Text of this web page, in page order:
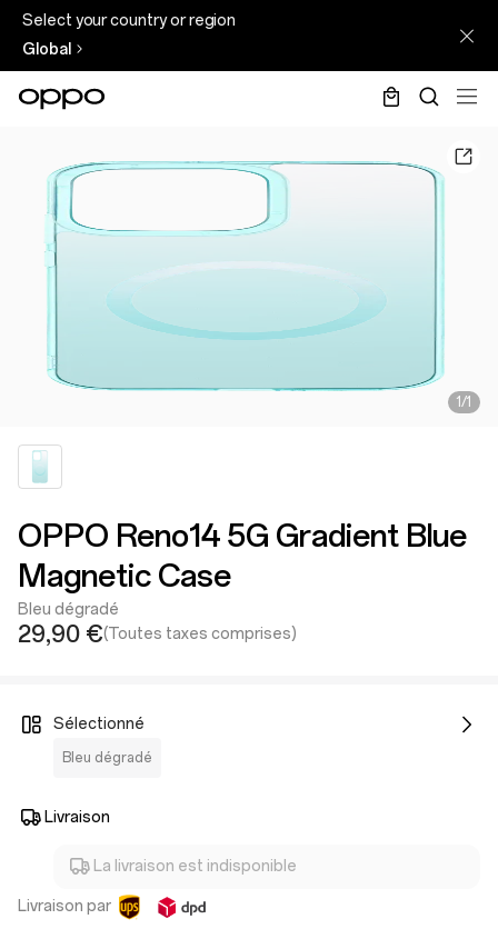
Select your country or region
Global
1/1
OPPO Reno14 5G Gradient Blue
Magnetic Case
Bleu dégradé
29,90 €(Toutes taxes comprises)
Sélectionné
Bleu dégradé
Livraison
La livraison est indisponible
Livraison par